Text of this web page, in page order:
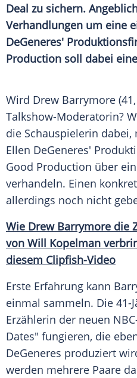
Deal zu sichern.
Verhandlungen um eine
DeGeneres'
Production soll dabei
Wird Drew Barrymore
Talkshow-Moderatorin?
die Schauspielerin dabei,
Ellen DeGeneres'
Good Production über
verhandeln. Einen
allerdings noch nicht
Wie Drew Barrymore die
von Will Kopelman
diesem Clipfish-Video
Erste Erfahrung kann
einmal sammeln. Die 41-
Erzählerin der neuen
Dates" fungieren, die
DeGeneres produziert
werden mehrere Paare